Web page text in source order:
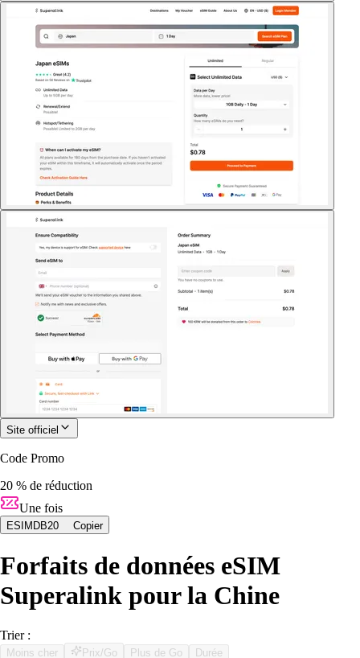
Site officiel
Code Promo
20 % de réduction
Une fois
ESIMDB20 Copier
Forfaits de données eSIM
Superalink pour la Chine
Trier :
Moins cher Prix/Go Plus de Go Durée